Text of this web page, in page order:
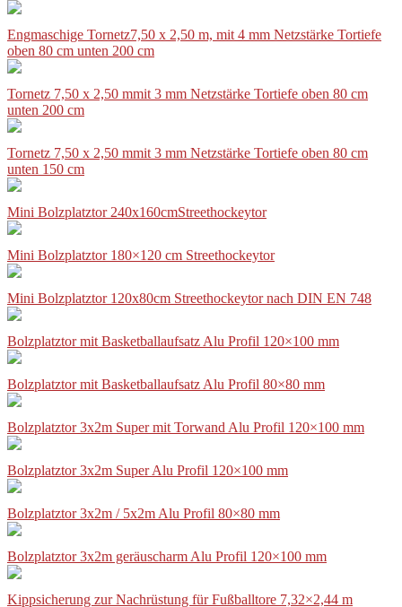
Engmaschige Tornetz7,50 x 2,50 m, mit 4 mm Netzstärke Tortiefe
oben 80 cm unten 200 cm
Tornetz 7,50 x 2,50 mmit 3 mm Netzstärke Tortiefe oben 80 cm
unten 200 cm
Tornetz 7,50 x 2,50 mmit 3 mm Netzstärke Tortiefe oben 80 cm
unten 150 cm
Mini Bolzplatztor 240x160cmStreethockeytor
Mini Bolzplatztor 180×120 cm Streethockeytor
Mini Bolzplatztor 120x80cm Streethockeytor nach DIN EN 748
Bolzplatztor mit Basketballaufsatz Alu Profil 120×100 mm
Bolzplatztor mit Basketballaufsatz Alu Profil 80×80 mm
Bolzplatztor 3x2m Super mit Torwand Alu Profil 120×100 mm
Bolzplatztor 3x2m Super Alu Profil 120×100 mm
Bolzplatztor 3x2m / 5x2m Alu Profil 80×80 mm
Bolzplatztor 3x2m geräuscharm Alu Profil 120×100 mm
Kippsicherung zur Nachrüstung für Fußballtore 7,32×2,44 m